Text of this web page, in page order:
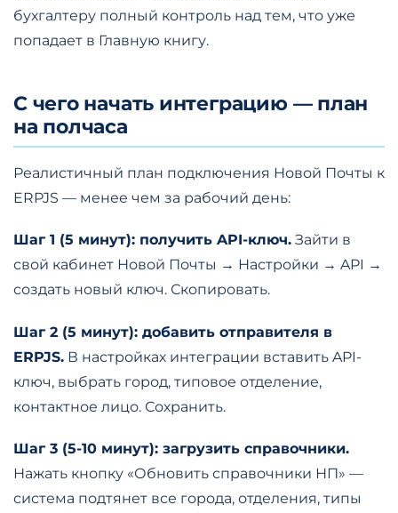
бухгалтеру полный контроль над тем, что уже
попадает в Главную книгу.
С чего начать интеграцию — план
на полчаса
Реалистичный план подключения Новой Почты к
ERPJS — менее чем за рабочий день:
Шаг 1 (5 минут): получить API-ключ. Зайти в
свой кабинет Новой Почты → Настройки → API →
создать новый ключ. Скопировать.
Шаг 2 (5 минут): добавить отправителя в
ERPJS. В настройках интеграции вставить API-
ключ, выбрать город, типовое отделение,
контактное лицо. Сохранить.
Шаг 3 (5-10 минут): загрузить справочники.
Нажать кнопку «Обновить справочники НП» —
система подтянет все города, отделения, типы